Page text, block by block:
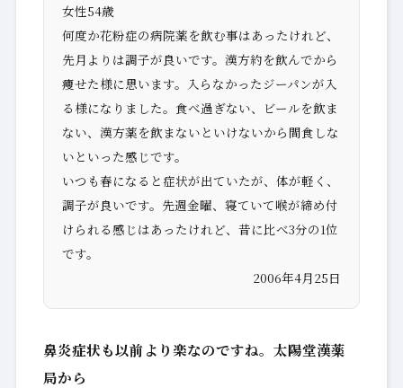
女性54歳
何度か花粉症の病院薬を飲む事はあったけれど、
先月よりは調子が良いです。漢方約を飲んでから
痩せた様に思います。入らなかったジーパンが入
る様になりました。食べ過ぎない、ビールを飲ま
ない、漢方薬を飲まないといけないから間食しな
いといった感じです。
いつも春になると症状が出ていたが、体が軽く、
調子が良いです。先週金曜、寝ていて喉が締め付
けられる感じはあったけれど、昔に比べ3分の1位
です。
2006年4月25日
鼻炎症状も以前より楽なのですね。太陽堂漢薬
局から